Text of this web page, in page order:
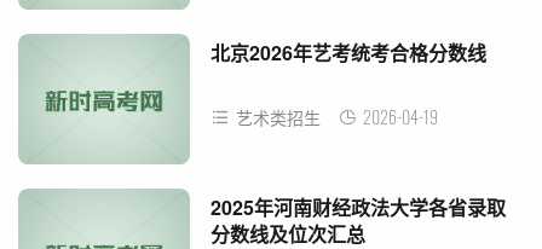
北京2026年艺考统考合格分数线
艺术类招生 2026-04-19
2025年河南财经政法大学各省录取
分数线及位次汇总